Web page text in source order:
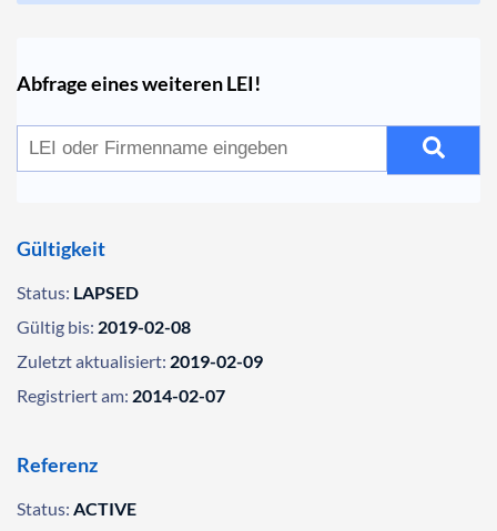
Abfrage eines weiteren LEI!
Gültigkeit
Status: LAPSED
Gültig bis: 2019-02-08
Zuletzt aktualisiert: 2019-02-09
Registriert am: 2014-02-07
Referenz
Status: ACTIVE